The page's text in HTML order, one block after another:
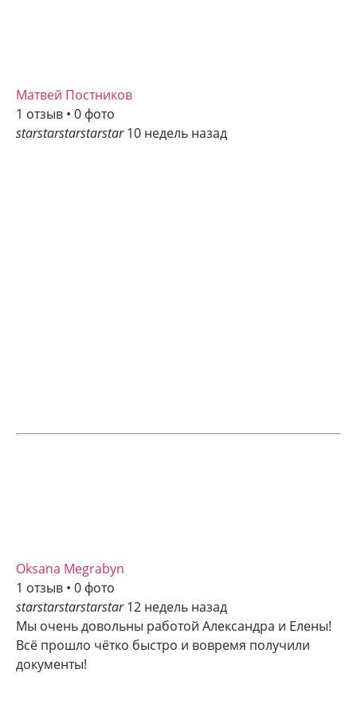
Матвей Постников
1 отзыв • 0 фото
starstarstarstarstar 10 недель назад
Oksana Megrabyn
1 отзыв • 0 фото
starstarstarstarstar 12 недель назад
Мы очень довольны работой Александра и Елены!
Всё прошло чётко быстро и вовремя получили
документы!